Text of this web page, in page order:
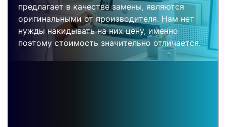
предлагает в качестве замены, являются
оригинальными от производителя. Нам нет
нужды накидывать на них цену, именно
поэтому стоимость значительно отличается.